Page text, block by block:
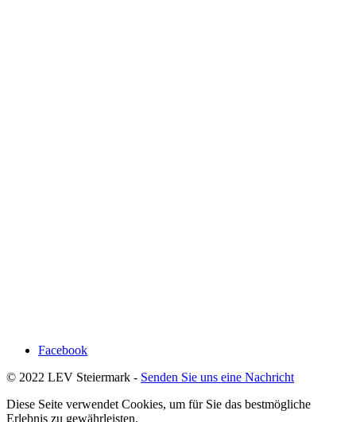
Facebook
© 2022 LEV Steiermark - Senden Sie uns eine Nachricht
Diese Seite verwendet Cookies, um für Sie das bestmögliche
Erlebnis zu gewährleisten.